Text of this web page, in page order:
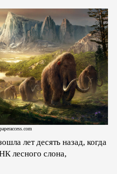
лет десять назад, когда
лесного слона,